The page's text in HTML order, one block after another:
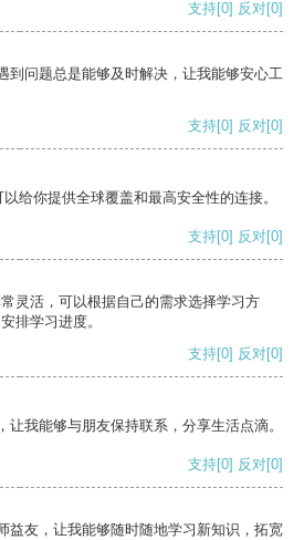
支持[0] 反对[0]
到问题总是能够及时解决，让我能够安心工
支持[0] 反对[0]
给你提供全球覆盖和最高安全性的连接。
支持[0] 反对[0]
灵活，可以根据自己的需求选择学习方
排学习进度。
支持[0] 反对[0]
让我能够与朋友保持联系，分享生活点滴。
支持[0] 反对[0]
益友，让我能够随时随地学习新知识，拓宽